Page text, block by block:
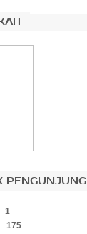
PENGUNJUNG
1
175